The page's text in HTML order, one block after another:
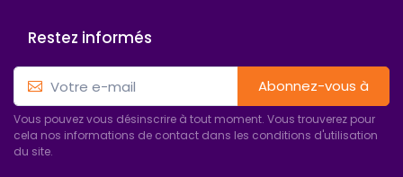
Restez informés
Abonnez-vous à
Vous pouvez vous désinscrire à tout moment. Vous trouverez pour
cela nos informations de contact dans les conditions d'utilisation
du site.